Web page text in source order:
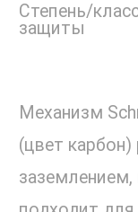
Степень/
защиты
Механизм
(цвет карбон)